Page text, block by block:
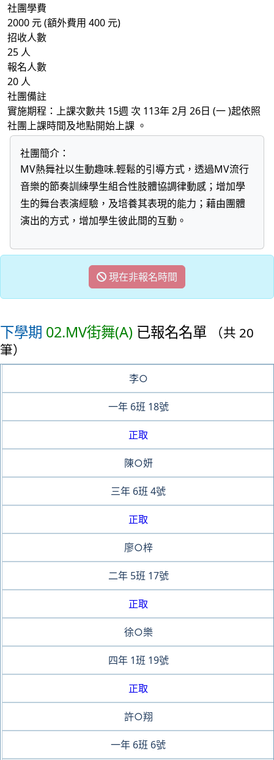
社團學費
2000 元 (額外費用 400 元)
招收人數
25 人
報名人數
20 人
社團備註
實施期程：上課次數共 15週 次 113年 2月 26日 (一 )起依照
社團上課時間及地點開始上課 。
社團簡介：
MV熱舞社以生動趣味.輕鬆的引導方式，透過MV流行
音樂的節奏訓練學生組合性肢體協調律動感；增加學
生的舞台表演經驗，及培養其表現的能力；藉由團體
演出的方式，增加學生彼此間的互動。
現在非報名時間
下學期 02.MV街舞(A) 已報名名單
（共 20
筆）
李○
一年 6班 18號
正取
陳○妍
三年 6班 4號
正取
廖○梓
二年 5班 17號
正取
徐○樂
四年 1班 19號
正取
許○翔
一年 6班 6號